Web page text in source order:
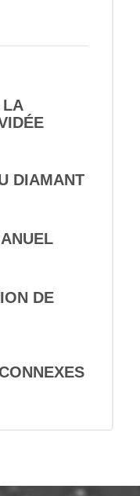
DIAMANT
DE